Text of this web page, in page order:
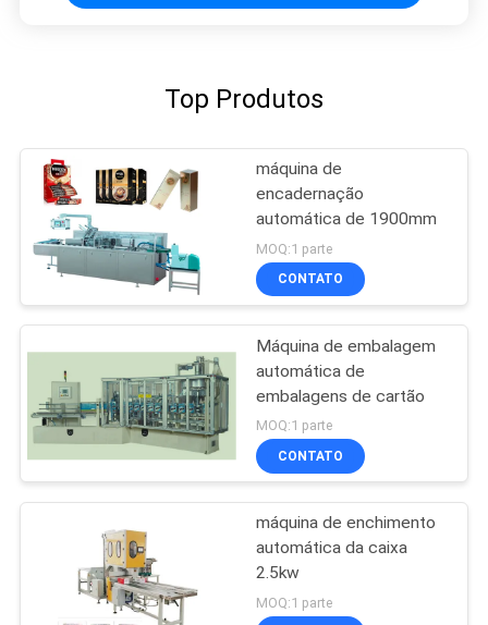
Top Produtos
máquina de
encadernação
automática de 1900mm
MOQ:1 parte
CONTATO
Máquina de embalagem
automática de
embalagens de cartão
MOQ:1 parte
CONTATO
máquina de enchimento
automática da caixa
2.5kw
MOQ:1 parte